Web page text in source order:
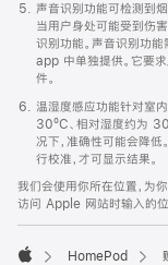
声音识别功能可检测到
当用户身处可能受到伤
识别功能。声音识别功
app 中单独提供。它要
件。
温湿度感应功能针对室
30ºC、相对湿度约为
况下，准确性可能会降
行校准，才可显示结果。
我们会使用你所在位置，为
访问 Apple 网站时输入的位
HomePod